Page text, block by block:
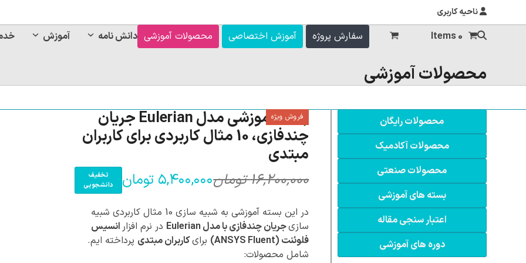
ناحیه کاربری
آموزش دانش نامه محصولات آموزشی آموزش اختصاصی سفارش پروژه 0 Items
محصولات آموزشی
فروش ویژه بسته آموزشی مدل Eulerian جریان
چندفازی، 10 مثال کاربردی برای کاربران
مبتدی
۱۶,۲۰۰,۰۰۰تومان۵,۴۰۰,۰۰۰ تومان
تخفیف
دانشجویی
در این بسته آموزشی به شبیه سازی 10 مثال کاربردی شبیه
سازیجریان چندفازی با مدل Eulerian در نرم افزار انسیس
فلوئنت (ANSYS Fluent)
برایکاربران مبتدی پرداخته ایم.
شامل محصولات:
محصولات رایگان
محصولات آکادمیک
محصولات صنعتی
بسته های آموزشی
اعتبار سنجی مقاله
دوره های آموزشی